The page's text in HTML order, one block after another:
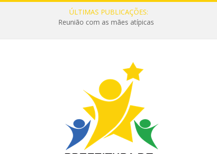
ÚLTIMAS PUBLICAÇÕES:
Reunião com as mães atípicas